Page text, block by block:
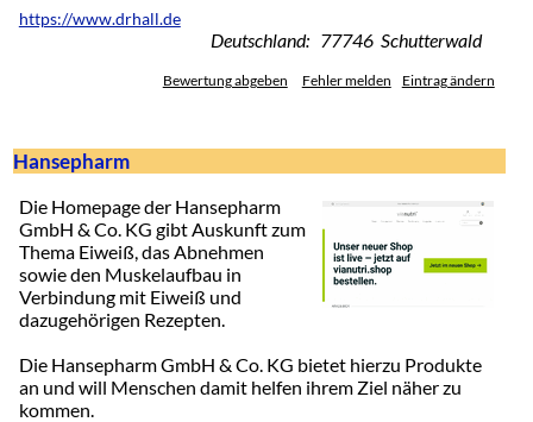
https://www.drhall.de
Deutschland: 77746 Schutterwald
Bewertung abgeben Fehler melden Eintrag ändern
Hansepharm
Die Homepage der Hansepharm
GmbH & Co. KG gibt Auskunft zum
Thema Eiweiß, das Abnehmen
sowie den Muskelaufbau in
Verbindung mit Eiweiß und
dazugehörigen Rezepten.
Die Hansepharm GmbH & Co. KG bietet hierzu Produkte
an und will Menschen damit helfen ihrem Ziel näher zu
kommen.